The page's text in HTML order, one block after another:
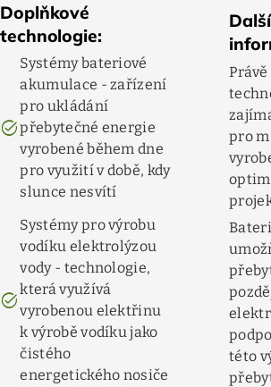
Doplňkové
technologie:
task_alt
Systémy bateriové
akumulace - zařízení
pro ukládání
přebytečné energie
vyrobené během dne
pro využití v době, kdy
slunce nesvítí
task_alt
Systémy pro výrobu
vodíku elektrolýzou
vody - technologie,
která využívá
vyrobenou elektřinu
k výrobě vodíku jako
čistého
energetického nosiče
pro
této